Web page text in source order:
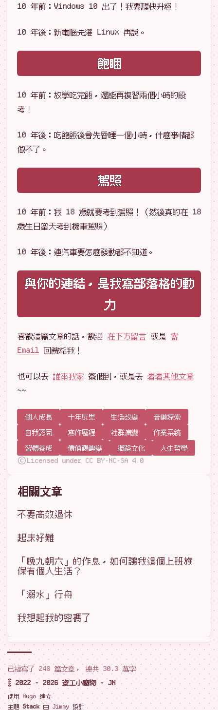
10 年前：Windows 10 出了！我要趕快升級！
10 年後：新電腦先灌 Linux 再說。
飽睏
10 年前：放學吃完飯，還能再複習兩個小時的段
考！
10 年後：吃飽飯後會先昏睡一個小時，什麼事情都
做不了。
駕照
10 年前：我 18 歲就要考到駕照！（然後真的在 18
歲生日當天考到機車駕照）
10 年後：連汽車要怎麼發動都不知道。
與你的連結，是我寫部落格的動
力
喜歡這篇文章的話，歡迎 在下方留言 或是 寄
Email 回饋給我！
也可以去 誰來我家 簽個到，或是去 看看其他文章
~~
個人成長 十年反思 生活改變
音樂探索
自我認同
寫作歷程 社群演變
作業系統
習慣養成
價值觀轉變 網路文化
人生哲學
Licensed under CC BY-NC-SA 4.0
相關文章
不要高效退休
起床好難
「晚九朝六」的作息，如何讓我這個上班族
保有個人生活？
「溺水」行舟
我想起我的密碼了
已經寫了 248 篇文章， 總共 30.3 萬字
© 2022 - 2026 資工小廢物 - JN
使用 Hugo 建立
主題 Stack 由 Jimmy 設計